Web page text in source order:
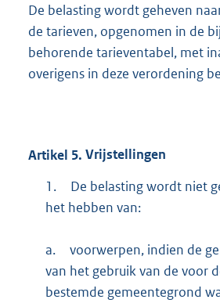
De belasting wordt geheven
de tarieven, opgenomen in de
behorende tarieventabel, met
overigens in deze verordening
Artikel 5. Vrijstellingen
1.
De belasting wordt niet
het hebben van:
a.
voorwerpen, indien de
van het gebruik van de voor
bestemde gemeentegrond